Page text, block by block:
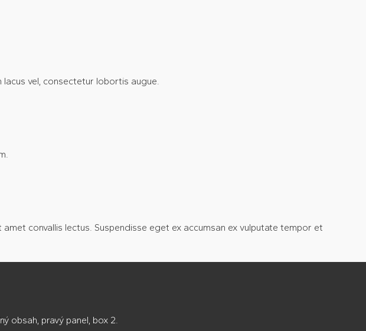
vel, consectetur lobortis augue.
convallis lectus. Suspendisse eget ex accumsan ex vulputate tempor et
obsah, pravý panel, box 2.